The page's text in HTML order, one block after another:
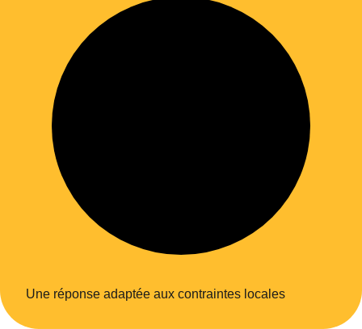
Une réponse adaptée aux contraintes locales